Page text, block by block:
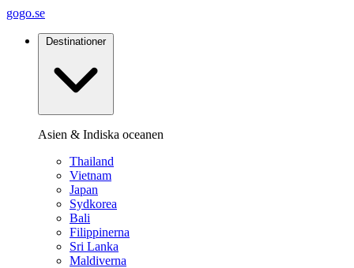
gogo.se
Destinationer
Asien & Indiska oceanen
Thailand
Vietnam
Japan
Sydkorea
Bali
Filippinerna
Sri Lanka
Maldiverna